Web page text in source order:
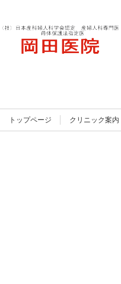
トップページ クリニック案内